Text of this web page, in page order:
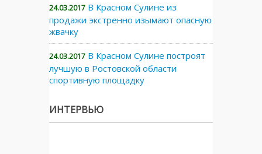
24.03.2017 В Красном Сулине из
продажи экстренно изымают опасную
жвачку
24.03.2017 В Красном Сулине построят
лучшую в Ростовской области
спортивную площадку
ИНТЕРВЬЮ